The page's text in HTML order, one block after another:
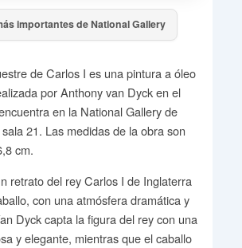
importantes de National Gallery
de Carlos I es una pintura a óleo
por Anthony van Dyck en el
en la National Gallery de
21. Las medidas de la obra son
cm.
retrato del rey Carlos I de Inglaterra
con una atmósfera dramática y
Dyck capta la figura del rey con una
y elegante, mientras que el caballo